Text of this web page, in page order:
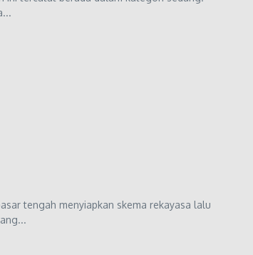
tengah menyiapkan skema rekayasa lalu